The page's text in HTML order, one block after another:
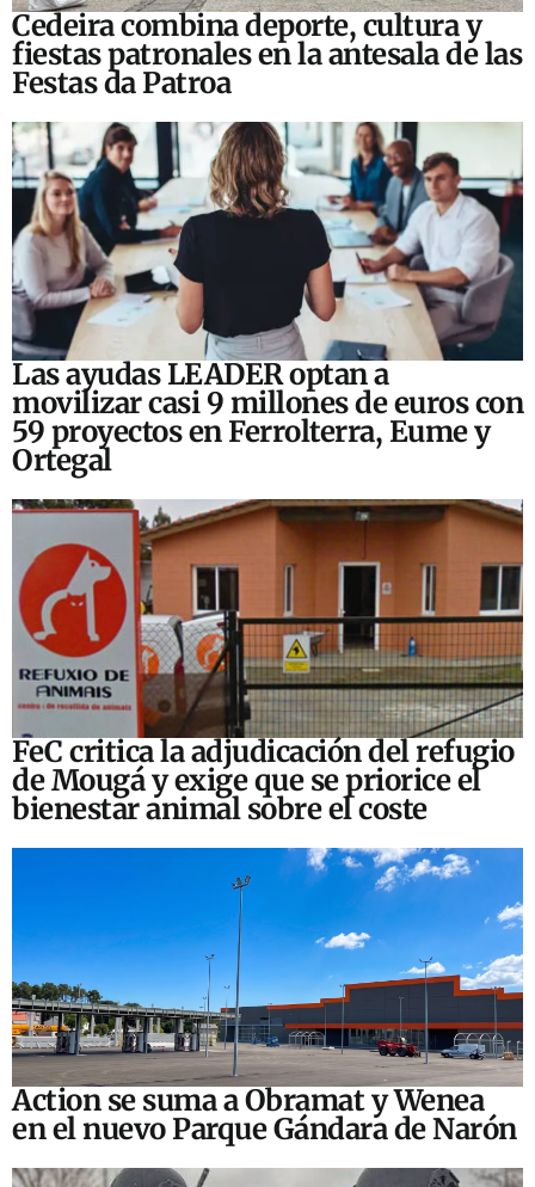
Cedeira combina deporte, cultura y
fiestas patronales en la antesala de las
Festas da Patroa
Las ayudas LEADER optan a
movilizar casi 9 millones de euros con
59 proyectos en Ferrolterra, Eume y
Ortegal
FeC critica la adjudicación del refugio
de Mougá y exige que se priorice el
bienestar animal sobre el coste
Action se suma a Obramat y Wenea
en el nuevo Parque Gándara de Narón